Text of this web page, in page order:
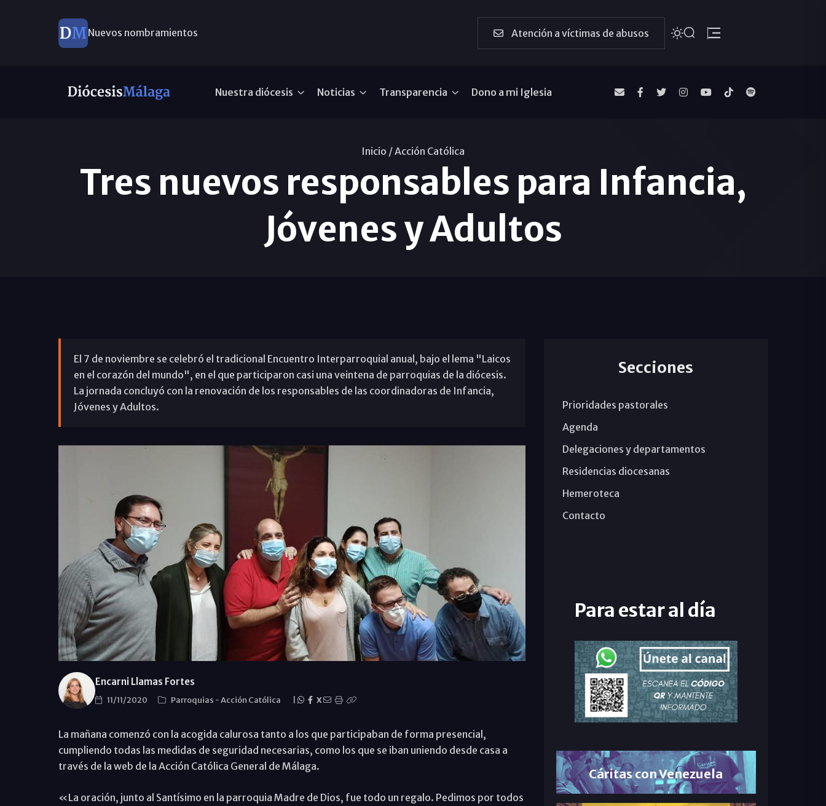
Nuevos nombramientos Atención a víctimas de abusos
Nuestra diócesis Noticias Transparencia Dono a mi Iglesia
Inicio /Acción Católica
Tres nuevos responsables para Infancia,
Jóvenes y Adultos
El 7 de noviembre se celebró el tradicional Encuentro Interparroquial anual, bajo el lema "Laicos
en el corazón del mundo", en el que participaron casi una veintena de parroquias de la diócesis.
La jornada concluyó con la renovación de los responsables de las coordinadoras de Infancia,
Jóvenes y Adultos.
Encarni Llamas Fortes
11/11/2020 Parroquias -Acción Católica X
La mañana comenzó con la acogida calurosa tanto a los que participaban de forma presencial,
cumpliendo todas las medidas de seguridad necesarias, como los que se iban uniendo desde casa a
través de la web de la Acción Católica General de Málaga.
«La oración, junto al Santísimo en la parroquia Madre de Dios, fue todo un regalo. Pedimos por todos
Secciones
Prioridades pastorales
Agenda
Delegaciones y departamentos
Residencias diocesanas
Hemeroteca
Contacto
Para estar al día
Cáritas con Venezuela